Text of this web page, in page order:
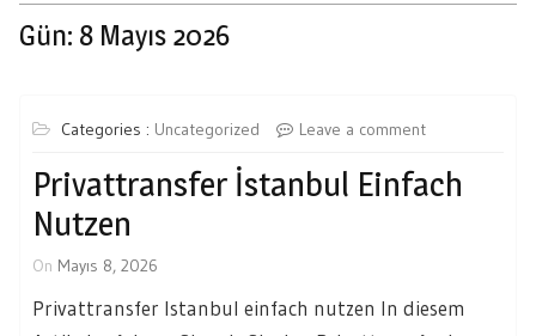
Gün: 8 Mayıs 2026
Categories : Uncategorized Leave a comment
Privattransfer İstanbul Einfach
Nutzen
On Mayıs 8, 2026
Privattransfer Istanbul einfach nutzen In diesem